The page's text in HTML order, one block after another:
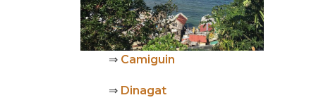
⇒ Camiguin
⇒ Dinagat